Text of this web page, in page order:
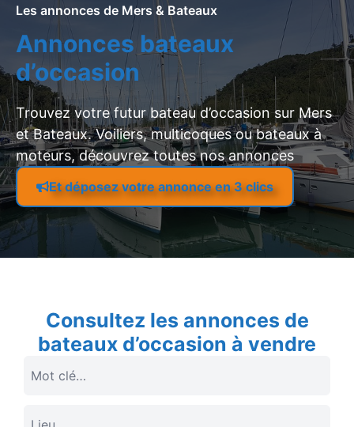
Les annonces de Mers & Bateaux
Annonces bateaux
d’occasion
Trouvez votre futur bateau d’occasion sur Mers
et Bateaux. Voiliers, multicoques ou bateaux à
moteurs, découvrez toutes nos annonces
Et déposez votre annonce en 3 clics
Consultez les annonces de
bateaux d’occasion à vendre